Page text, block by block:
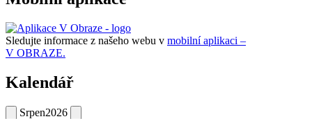
Sledujte informace z našeho webu v mobilní aplikaci –
V OBRAZE.
Kalendář
Srpen2026